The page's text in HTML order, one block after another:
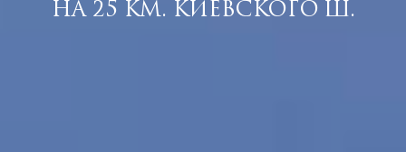
НА 25 КМ. КИЕВСКОГО Ш.